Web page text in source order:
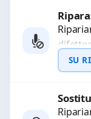
audio
SU